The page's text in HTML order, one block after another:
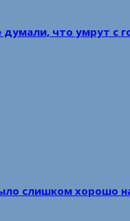
думали, что умрут с
слишком хорошо